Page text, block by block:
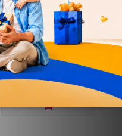
新北市-桃園機場接送
機(舒適型房車)
NT$800 ~ NT$2...
NT$2,300